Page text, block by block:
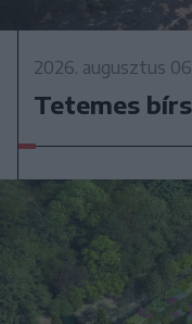
2026. augusztus
Tetemes